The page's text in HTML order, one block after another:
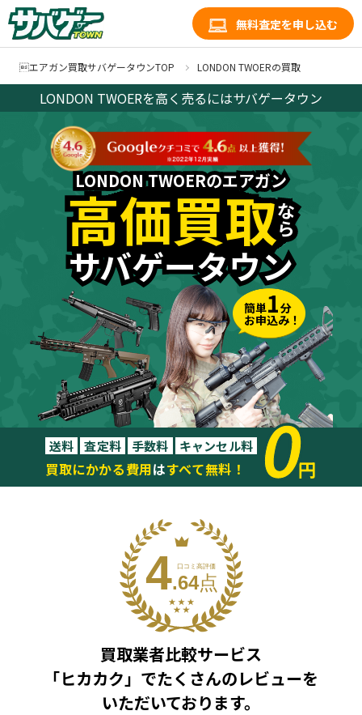
無料査定を申し込む
エアガン買取サバゲータウンTOP LONDON TWOERの買取
LONDON TWOERを高く売るにはサバゲータウン
簡単1分
お申込み！
LONDON TWOERのエアガン
高価買取な
ら
サバゲータウン
LONDON TWOERのエアガン
高価買取な
ら
サバゲータウン
送料 査定料 手数料 キャンセル料
買取にかかる費用はすべて無料！ 0
円
買取業者比較サービス
「ヒカカク」でたくさんのレビューを
いただいております。